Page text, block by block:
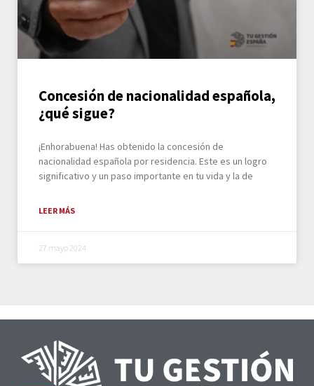
Concesión de nacionalidad española,
¿qué sigue?
¡Enhorabuena! Has obtenido la concesión de
nacionalidad española por residencia. Este es un logro
significativo y un paso importante en tu vida y la de
LEER MÁS
27 mayo 2024